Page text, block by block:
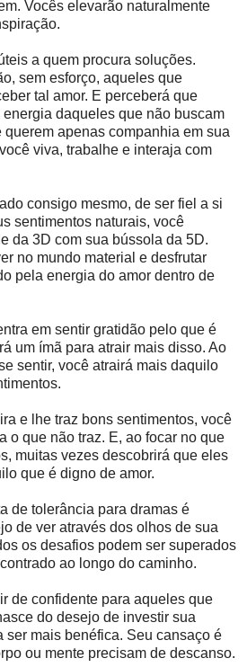
Vocês elevarão naturalmente
a quem procura soluções.
sem esforço, aqueles que
tal amor. E perceberá que
daqueles que não buscam
apenas companhia em sua
viva, trabalhe e interaja com
consigo mesmo, de ser fiel a si
sentimentos naturais, você
da 3D com sua bússola da 5D.
no mundo material e desfrutar
pela energia do amor dentro de
em sentir gratidão pelo que é
um ímã para atrair mais disso. Ao
sentir, você atrairá mais daquilo
e lhe traz bons sentimentos, você
o que não traz. E, ao focar no que
muitas vezes descobrirá que eles
que é digno de amor.
de tolerância para dramas é
de ver através dos olhos de sua
os desafios podem ser superados
ao longo do caminho.
de confidente para aqueles que
do desejo de investir sua
ser mais benéfica. Seu cansaço é
ou mente precisam de descanso.